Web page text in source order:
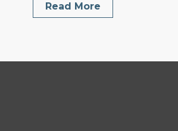
Read More